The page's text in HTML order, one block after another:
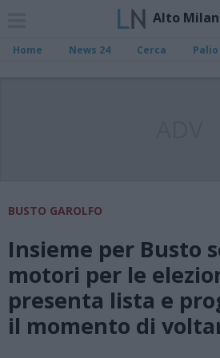
Alto
Home News 24 Cerca Palio
BUSTO GAROLFO
Insieme per Busto
motori per le
presenta lista e
il momento di